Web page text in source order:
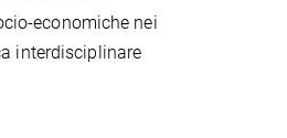
economiche nei
interdisciplinare